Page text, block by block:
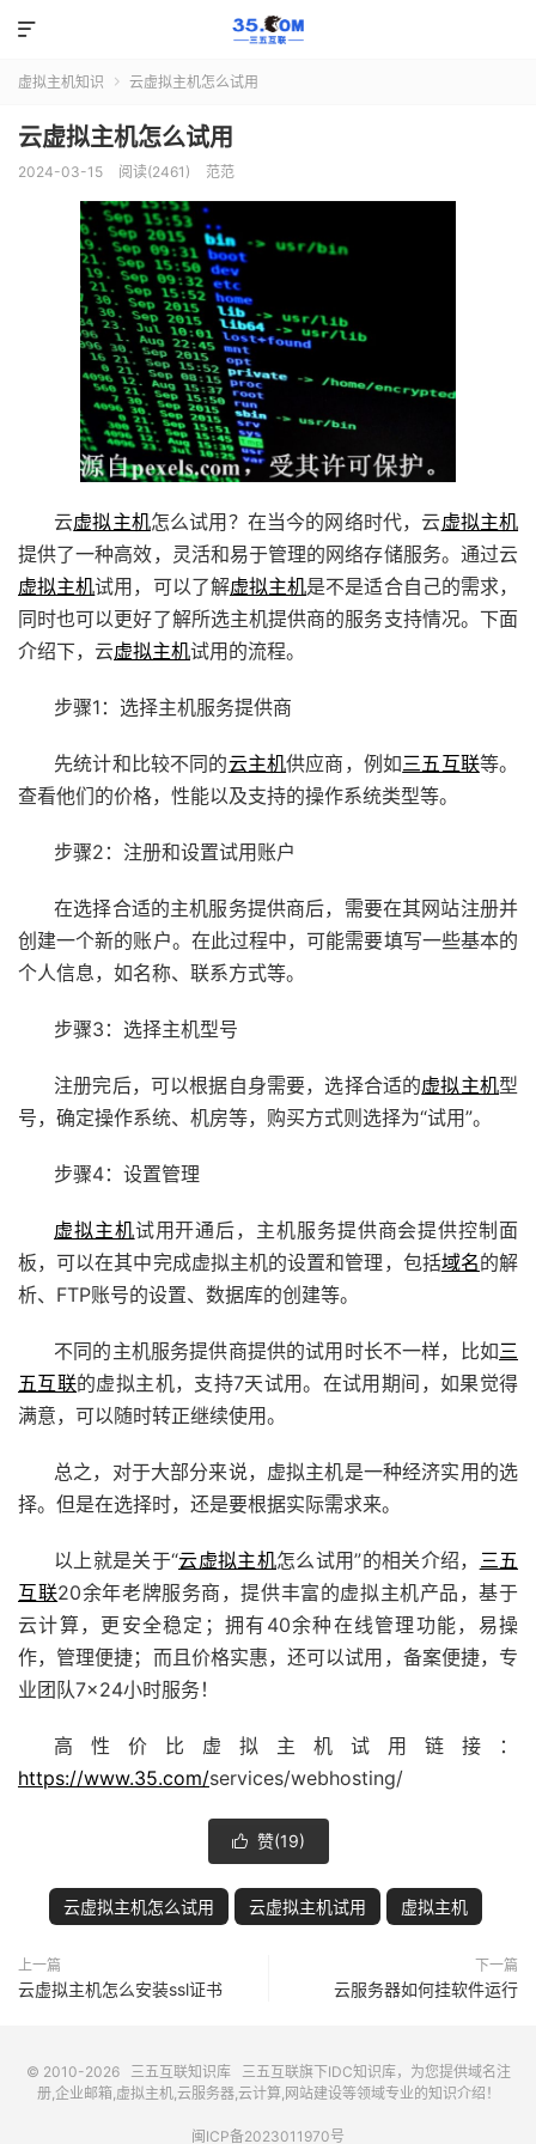

虚拟主机知识  云虚拟主机怎么试用
云虚拟主机怎么试用
2024-03-15 阅读(2461) 范范
云虚拟主机怎么试用？在当今的网络时代，云虚拟主机
提供了一种高效，灵活和易于管理的网络存储服务。通过云
虚拟主机试用，可以了解虚拟主机是不是适合自己的需求，
同时也可以更好了解所选主机提供商的服务支持情况。下面
介绍下，云虚拟主机试用的流程。
步骤1：选择主机服务提供商
先统计和比较不同的云主机供应商，例如三五互联等。
查看他们的价格，性能以及支持的操作系统类型等。
步骤2：注册和设置试用账户
在选择合适的主机服务提供商后，需要在其网站注册并
创建一个新的账户。在此过程中，可能需要填写一些基本的
个人信息，如名称、联系方式等。
步骤3：选择主机型号
注册完后，可以根据自身需要，选择合适的虚拟主机型
号，确定操作系统、机房等，购买方式则选择为“试用”。
步骤4：设置管理
虚拟主机试用开通后，主机服务提供商会提供控制面
板，可以在其中完成虚拟主机的设置和管理，包括域名的解
析、FTP账号的设置、数据库的创建等。
不同的主机服务提供商提供的试用时长不一样，比如三
五互联的虚拟主机，支持7天试用。在试用期间，如果觉得
满意，可以随时转正继续使用。
总之，对于大部分来说，虚拟主机是一种经济实用的选
择。但是在选择时，还是要根据实际需求来。
以上就是关于“云虚拟主机怎么试用”的相关介绍， 三五
互联20余年老牌服务商，提供丰富的虚拟主机产品，基于
云计算，更安全稳定；拥有40余种在线管理功能，易操
作，管理便捷；而且价格实惠，还可以试用，备案便捷，专
业团队7×24小时服务！
高性价比虚拟主机试用链接：
https://www.35.com/services/webhosting/
 赞(19)
云虚拟主机怎么试用 云虚拟主机试用 虚拟主机
上一篇
云虚拟主机怎么安装ssl证书
下一篇
云服务器如何挂软件运行
© 2010-2026 三五互联知识库 三五互联旗下IDC知识库，为您提供域名注
册,企业邮箱,虚拟主机,云服务器,云计算,网站建设等领域专业的知识介绍！
闽ICP备2023011970号